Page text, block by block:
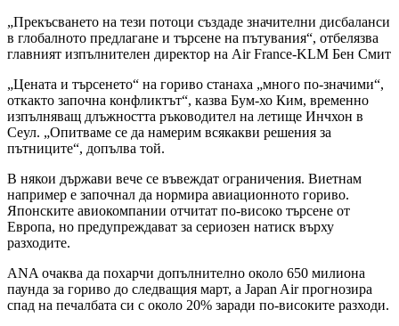
„Прекъсването на тези потоци създаде значителни дисбаланси
в глобалното предлагане и търсене на пътувания“, отбелязва
главният изпълнителен директор на Air France-KLM Бен Смит
„Цената и търсенето“ на гориво станаха „много по-значими“,
откакто започна конфликтът“, казва Бум-хо Ким, временно
изпълняващ длъжността ръководител на летище Инчхон в
Сеул. „Опитваме се да намерим всякакви решения за
пътниците“, допълва той.
В някои държави вече се въвеждат ограничения. Виетнам
например е започнал да нормира авиационното гориво.
Японските авиокомпании отчитат по-високо търсене от
Европа, но предупреждават за сериозен натиск върху
разходите.
ANA очаква да похарчи допълнително около 650 милиона
паунда за гориво до следващия март, а Japan Air прогнозира
спад на печалбата си с около 20% заради по-високите разходи.